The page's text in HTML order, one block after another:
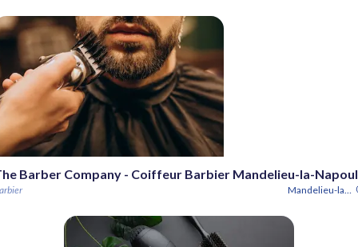
Barber Company - Coiffeur Barbier Mandelieu-la-
Mandelieu-la-Napoule